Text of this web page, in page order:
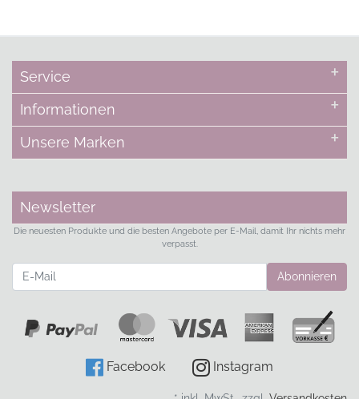
Service
Informationen
Unsere Marken
Newsletter
Die neuesten Produkte und die besten Angebote per E-Mail, damit Ihr nichts mehr
verpasst.
Abonnieren
Facebook Instagram